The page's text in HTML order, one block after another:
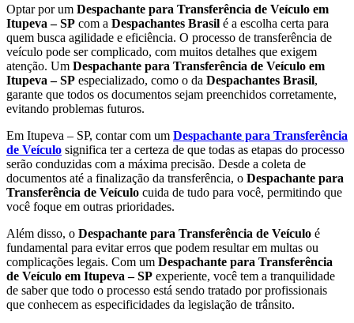
Optar por um Despachante para Transferência de Veículo em
Itupeva – SP com a Despachantes Brasil é a escolha certa para
quem busca agilidade e eficiência. O processo de transferência de
veículo pode ser complicado, com muitos detalhes que exigem
atenção. Um Despachante para Transferência de Veículo em
Itupeva – SP especializado, como o da Despachantes Brasil,
garante que todos os documentos sejam preenchidos corretamente,
evitando problemas futuros.
Em Itupeva – SP, contar com um Despachante para Transferência
de Veículo significa ter a certeza de que todas as etapas do processo
serão conduzidas com a máxima precisão. Desde a coleta de
documentos até a finalização da transferência, o Despachante para
Transferência de Veículo cuida de tudo para você, permitindo que
você foque em outras prioridades.
Além disso, o Despachante para Transferência de Veículo é
fundamental para evitar erros que podem resultar em multas ou
complicações legais. Com um Despachante para Transferência
de Veículo em Itupeva – SP experiente, você tem a tranquilidade
de saber que todo o processo está sendo tratado por profissionais
que conhecem as especificidades da legislação de trânsito.